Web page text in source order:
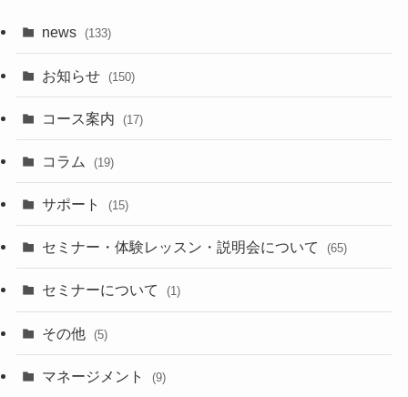
news (133)
お知らせ (150)
コース案内 (17)
コラム (19)
サポート (15)
セミナー・体験レッスン・説明会について (65)
セミナーについて (1)
その他 (5)
マネージメント (9)